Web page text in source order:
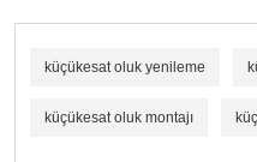
küçükesat oluk yenileme
küçükesat oluk montajı